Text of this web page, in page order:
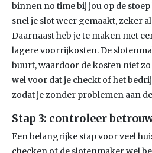
binnen no time bij jou op de stoep
snel je slot weer gemaakt, zeker
Daarnaast heb je te maken met
lagere voorrijkosten. De
buurt, waardoor de kosten niet
wel voor dat je checkt of het
zodat je zonder problemen aan
Stap 3: controleer
Een belangrijke stap voor veel